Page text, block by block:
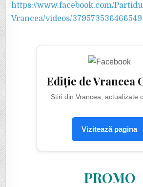
https://www.facebook.com/
Vrancea/videos/379573536466549
Ediție de Vrancea
Știri din Vrancea, actualizate
Vizitează pagina
PROMO